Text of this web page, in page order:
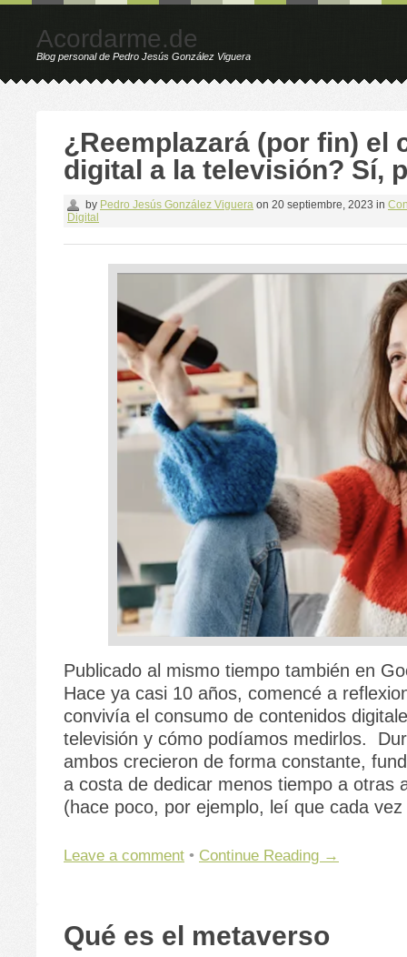
Acordarme.de
Blog personal de Pedro Jesús González Viguera
¿Reemplazará (por fin) el
digital a la televisión? Sí,
by Pedro Jesús González Viguera on 20 septiembre, 2023 in
Digital
Publicado al mismo tiempo también en
Hace ya casi 10 años, comencé a
convivía el consumo de contenidos
televisión y cómo podíamos medirlos.
ambos crecieron de forma constante,
a costa de dedicar menos tiempo a otras
(hace poco, por ejemplo, leí que cada
Leave a comment • Continue Reading →
Qué es el metaverso